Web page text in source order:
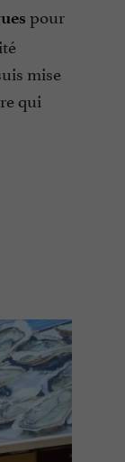
pour
mise
qui